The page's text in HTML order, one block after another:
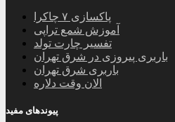
پاکسازی ۷ چاکرا
آموزش شمع تراپی
تفسیر چارت تولد
باربری پیروزی در شرق تهران
باربری شرق تهران
الان وقت دلاره
پیوندهای مفید